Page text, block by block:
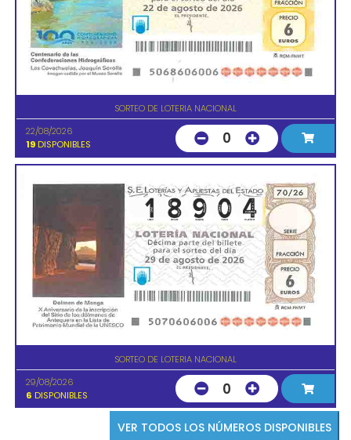
SORTEO DE LOTERIA NACIONAL
22/08/2026
19 DISPONIBLES 0
SORTEO DE LOTERIA NACIONAL
29/08/2026
6 DISPONIBLES 0
VER TODOS LOS NÚMEROS DISPONIBLES